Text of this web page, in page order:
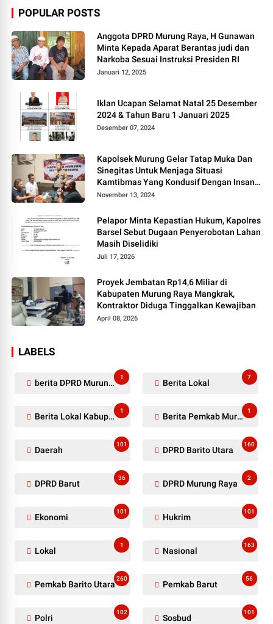
POPULAR POSTS
Anggota DPRD Murung Raya, H Gunawan
Minta Kepada Aparat Berantas judi dan
Narkoba Sesuai Instruksi Presiden RI
Januari 12, 2025
Iklan Ucapan Selamat Natal 25 Desember
2024 & Tahun Baru 1 Januari 2025
Desember 07, 2024
Kapolsek Murung Gelar Tatap Muka Dan
Sinegitas Untuk Menjaga Situasi
Kamtibmas Yang Kondusif Dengan Insan
Pers
November 13, 2024
Pelapor Minta Kepastian Hukum, Kapolres
Barsel Sebut Dugaan Penyerobotan Lahan
Masih Diselidiki
Juli 17, 2026
Proyek Jembatan Rp14,6 Miliar di
Kabupaten Murung Raya Mangkrak,
Kontraktor Diduga Tinggalkan Kewajiban
April 08, 2026
LABELS
berita DPRD Murung Raya
1
Berita Lokal
7
Berita Lokal Kabupaten Barito Utara
1
Berita Pemkab Murung Raya
1
Daerah
101
DPRD Barito Utara
160
DPRD Barut
36
DPRD Murung Raya
2
Ekonomi
101
Hukrim
101
Lokal
1
Nasional
163
Pemkab Barito Utara
260
Pemkab Barut
56
Polri
102
Sosbud
101